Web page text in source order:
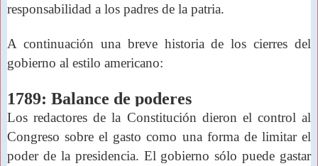
responsabilidad a los padres de la patria.
A continuación una breve historia de los cierres del
gobierno al estilo americano:
1789: Balance de poderes
Los redactores de la Constitución dieron el control al
Congreso sobre el gasto como una forma de limitar el
poder de la presidencia. El gobierno sólo puede gastar